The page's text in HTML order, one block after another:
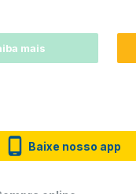
mais
Baixe nosso app